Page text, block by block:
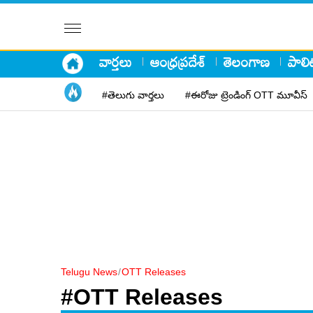
వార్తలు ఆంధ్రప్రదేశ్ తెలంగాణ
#తెలుగు వార్తలు #ఈరోజు ట్రెండింగ్ OTT మూవీస్
Telugu News/OTT Releases
#OTT Releases